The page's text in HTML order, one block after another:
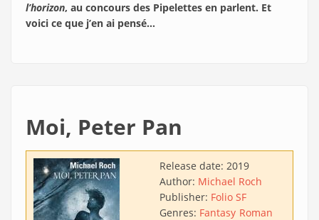
l’horizon, au concours des Pipelettes en parlent. Et
voici ce que j’en ai pensé…
Moi, Peter Pan
Release date: 2019
Author: Michael Roch
Publisher: Folio SF
Genres: Fantasy Roman